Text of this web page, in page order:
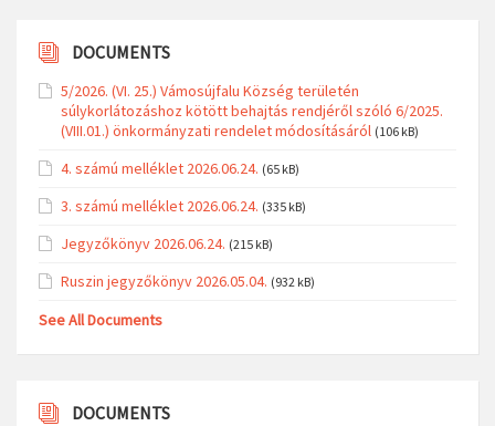
DOCUMENTS
5/2026. (VI. 25.) Vámosújfalu Község területén
súlykorlátozáshoz kötött behajtás rendjéről szóló 6/2025.
(VIII.01.) önkormányzati rendelet módosításáról (106 kB)
4. számú melléklet 2026.06.24. (65 kB)
3. számú melléklet 2026.06.24. (335 kB)
Jegyzőkönyv 2026.06.24. (215 kB)
Ruszin jegyzőkönyv 2026.05.04. (932 kB)
See All Documents
DOCUMENTS